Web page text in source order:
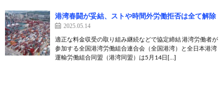
港湾春闘が妥結、ストや時間外労働拒否は全て解除
2025.05.14
適正な料金収受の取り組み継続などで協定締結 港湾労働者が
参加する全国港湾労働組合連合会（全国港湾）と全日本港湾
運輸労働組合同盟（港湾同盟）は5月14日[…]